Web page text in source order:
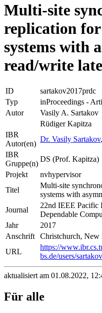
Multi-site
replication
systems with
read/write
ID
sartakov2017prdc
Typ
inProceedings -
Autor
Vasily A. Sartakov
Rüdiger Kapitza
IBR
Autor(en)
Dr. Vasily Sartakov,
IBR
Gruppe(n)
DS (Prof. Kapitza)
Projekt
nvhypervisor
Titel
Multi-site
systems with
Journal
22nd IEEE Pacific
Dependable
Jahr
2017
Anschrift
Christchurch, New
URL
https://
bs.de/users/
aktualisiert am 01.08.2022,
Für alle